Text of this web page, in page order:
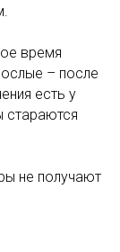
время
– после
есть у
стараются
не получают